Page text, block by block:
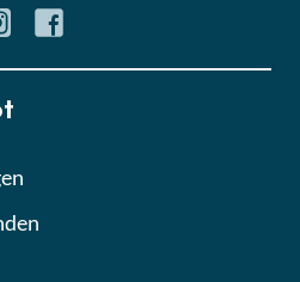
Quiz
6
Angeboten